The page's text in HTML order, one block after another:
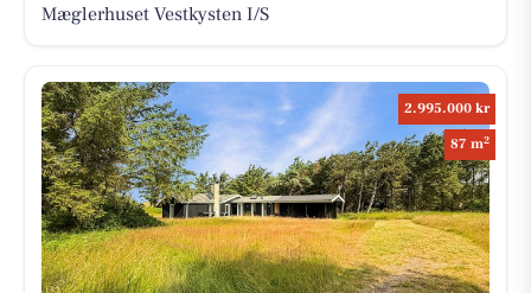
Mæglerhuset Vestkysten I/S
2.995.000 kr
87 m2